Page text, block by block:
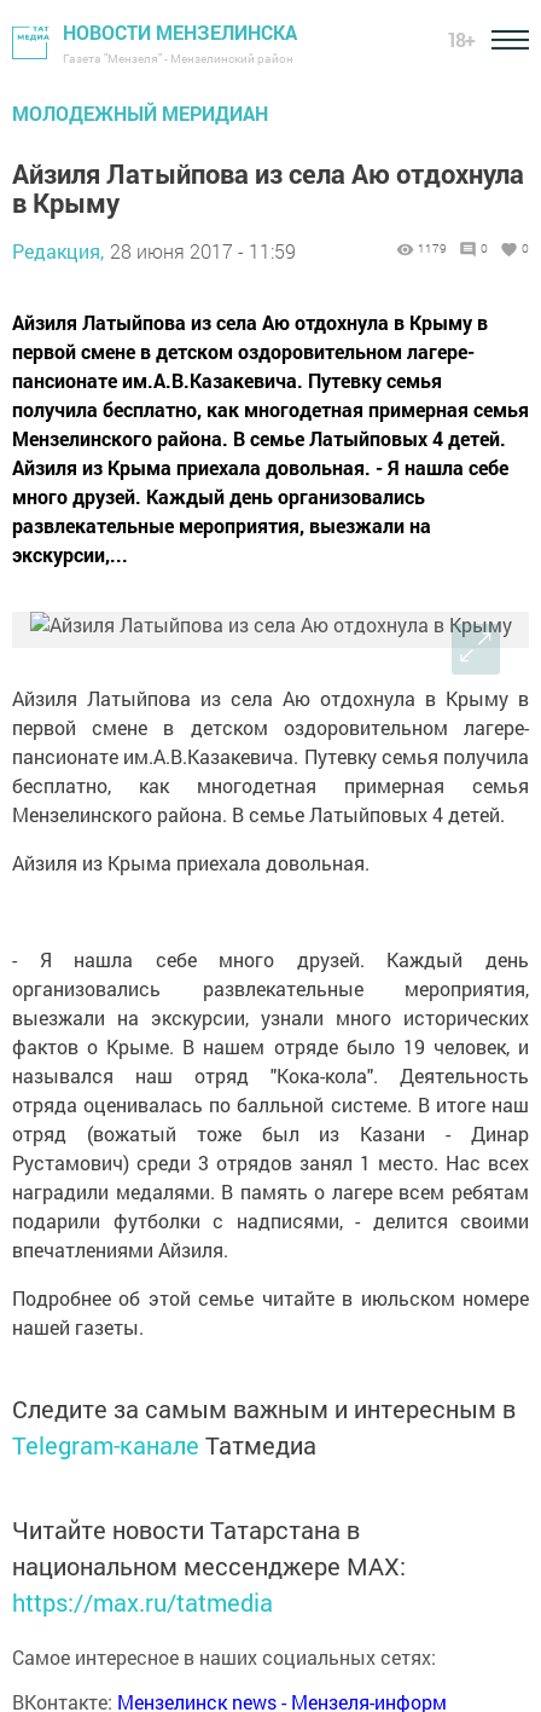
НОВОСТИ МЕНЗЕЛИНСКА
Газета "Мензеля" - Мензелинский район
18+
МОЛОДЕЖНЫЙ МЕРИДИАН
Айзиля Латыйпова из села Аю отдохнула
в Крыму
Редакция, 28 июня 2017 - 11:59 1179 0 0
Айзиля Латыйпова из села Аю отдохнула в Крыму в
первой смене в детском оздоровительном лагере-
пансионате им.А.В.Казакевича. Путевку семья
получила бесплатно, как многодетная примерная семья
Мензелинского района. В семье Латыйповых 4 детей.
Айзиля из Крыма приехала довольная. - Я нашла себе
много друзей. Каждый день организовались
развлекательные мероприятия, выезжали на
экскурсии,...
Айзиля Латыйпова из села Аю отдохнула в Крыму в
первой смене в детском оздоровительном лагере-
пансионате им.А.В.Казакевича. Путевку семья получила
бесплатно, как многодетная примерная семья
Мензелинского района. В семье Латыйповых 4 детей.
Айзиля из Крыма приехала довольная.
- Я нашла себе много друзей. Каждый день
организовались развлекательные мероприятия,
выезжали на экскурсии, узнали много исторических
фактов о Крыме. В нашем отряде было 19 человек, и
назывался наш отряд "Кока-кола". Деятельность
отряда оценивалась по балльной системе. В итоге наш
отряд (вожатый тоже был из Казани - Динар
Рустамович) среди 3 отрядов занял 1 место. Нас всех
наградили медалями. В память о лагере всем ребятам
подарили футболки с надписями, - делится своими
впечатлениями Айзиля.
Подробнее об этой семье читайте в июльском номере
нашей газеты.
Следите за самым важным и интересным в
Telegram-канале Татмедиа
Читайте новости Татарстана в
национальном мессенджере MАХ:
https://max.ru/tatmedia
Самое интересное в наших социальных сетях:
ВКонтакте: Мензелинск news - Мензеля-информ